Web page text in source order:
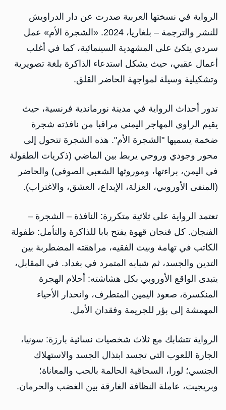
الرواية في نسختها العربية صدرت عن دار الدراويش
للنشر والترجمة – بلغاريا، 2024. «الشجرة الأم» عمل
سردي يتكئ على المشهدية السينمائية، كما في أغلب
أعمال عقبي، حيث يشكل استدعاء الذاكرة بلغة تصويرية
وتشكيلية وسيلة لمواجهة الحاضر القلق.
تدور أحداث الرواية في مدينة نورماندية فرنسية، حيث
يقيم الراوي المهاجر اليمني مراقبا من نافذته شجرة
ضخمة يسميها "الشجرة الأم". هذه الشجرة تتحول إلى
محور وجودي وروحي يربط بين الماضي (ذكريات الطفولة
في اليمن، براءتها، وموروثها الشعبي الصوفي) والحاضر
(المنفى الأوروبي، العزلة، الإبداع، العشق، والاغتراب).
تعتمد الرواية على ثلاثية متكررة: النافذة – الشجرة –
الفنجان. كل فنجان قهوة يفتح بابا للذاكرة والتأمل: طفولة
الكاتب في تهامة وبيت الفقيه، مراهقته المضطربة بين
التدين والجسد، ثم شبابه المتمرد في بغداد. في المقابل،
يتبدى الواقع الأوروبي بكل هشاشته: أحلام الهجرة
المنكسرة، صعود اليمين المتطرف، وانحدار الأحياء
المهمشة إلى بؤر للجريمة وفقدان الأمل.
الرواية تتشابك مع ثلاث شخصيات نسائية بارزة: سونيا،
الجارة اللعوب التي تجسد ابتذال الجسد والاستهلاك
الجنسي؛ لورا، السحاقية الحالمة بالحب والمعاناة؛
وبريجيت، عاملة النظافة الغارقة بين الغضب والحرمان.